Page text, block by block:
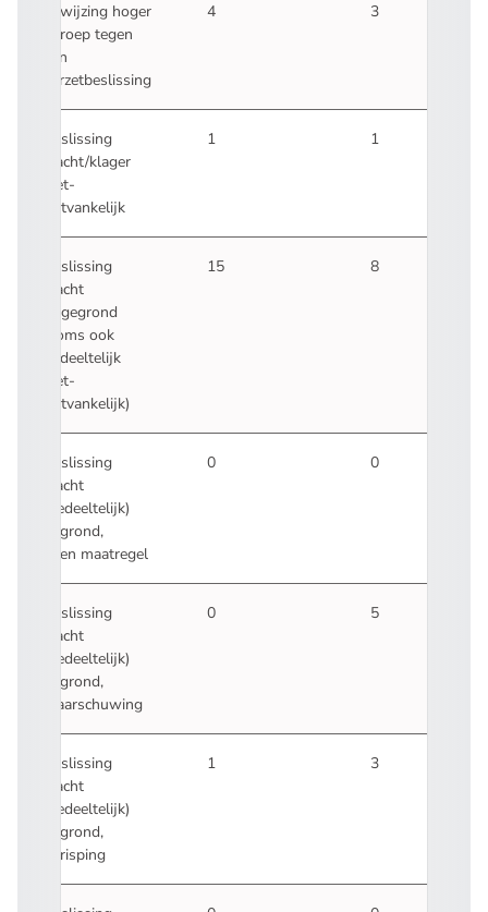
Afwijzing hoger
beroep tegen
een
verzetbeslissing
4 3
Beslissing
klacht/klager
niet-
ontvankelijk
1 1
Beslissing
klacht
ongegrond
(soms ook
gedeeltelijk
niet-
ontvankelijk)
15 8
Beslissing
klacht
(gedeeltelijk)
gegrond,
geen maatregel
0 0
Beslissing
klacht
(gedeeltelijk)
gegrond,
waarschuwing
0 5
Beslissing
klacht
(gedeeltelijk)
gegrond,
berisping
1 3